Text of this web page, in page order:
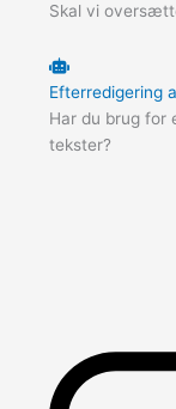
Skal vi
Efterredigering
Har du brug for
tekster?